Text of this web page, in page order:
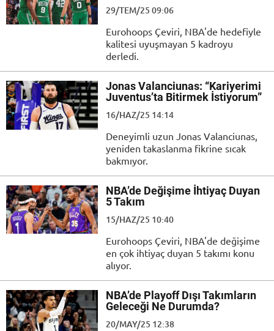
29/TEM/25 09:06
Eurohoops Çeviri, NBA'de hedefiyle
kalitesi uyuşmayan 5 kadroyu
derledi.
Jonas Valanciunas: “Kariyerimi
Juventus’ta Bitirmek İstiyorum”
16/HAZ/25 14:14
Deneyimli uzun Jonas Valanciunas,
yeniden takaslanma fikrine sıcak
bakmıyor.
NBA’de Değişime İhtiyaç Duyan
5 Takım
15/HAZ/25 10:40
Eurohoops Çeviri, NBA'de değişime
en çok ihtiyaç duyan 5 takımı konu
alıyor.
NBA’de Playoff Dışı Takımların
Geleceği Ne Durumda?
20/MAY/25 12:38